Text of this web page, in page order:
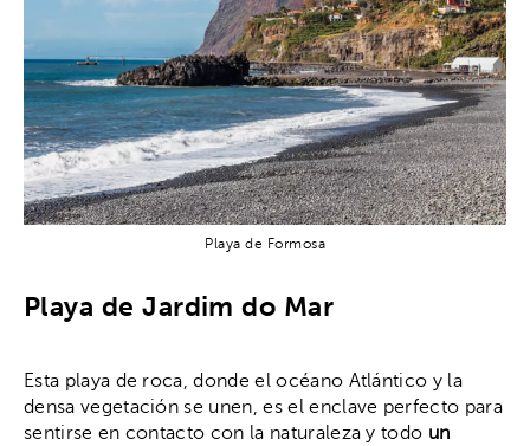
Playa de Formosa
Playa de Jardim do Mar
Esta playa de roca, donde el océano Atlántico y la
densa vegetación se unen, es el enclave perfecto para
sentirse en contacto con la naturaleza y todo un